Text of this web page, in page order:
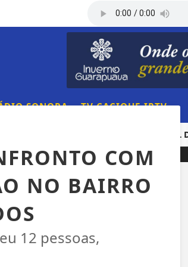
SONORA TV CACIQUE IPTV
ÓBITOS REGISTRADOS PELA CENTRAL
COM
NO BAIRRO
12 pessoas,